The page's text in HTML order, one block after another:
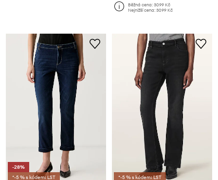
Běžná cena:3099 Kč
Nejnižší cena:3099 Kč
-28%
*-5 % s kódem: LST
*-5 % s kódem: LST